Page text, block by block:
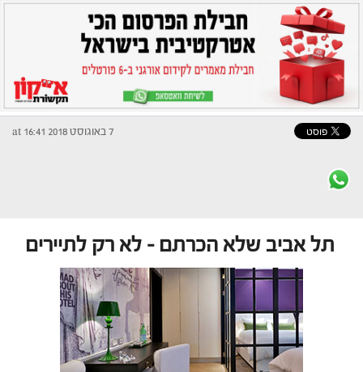
7 באוגוסט 2018 at 16:41
תל אביב שלא הכרתם – לא רק לתיירים